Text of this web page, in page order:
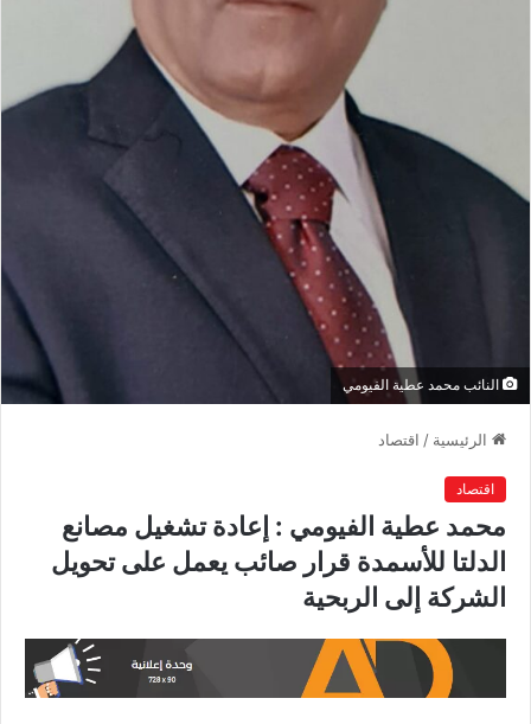
النائب محمد عطية الفيومي
الرئيسية / اقتصاد
اقتصاد
محمد عطية الفيومي : إعادة تشغيل مصانع
الدلتا للأسمدة قرار صائب يعمل على تحويل
الشركة إلى الربحية